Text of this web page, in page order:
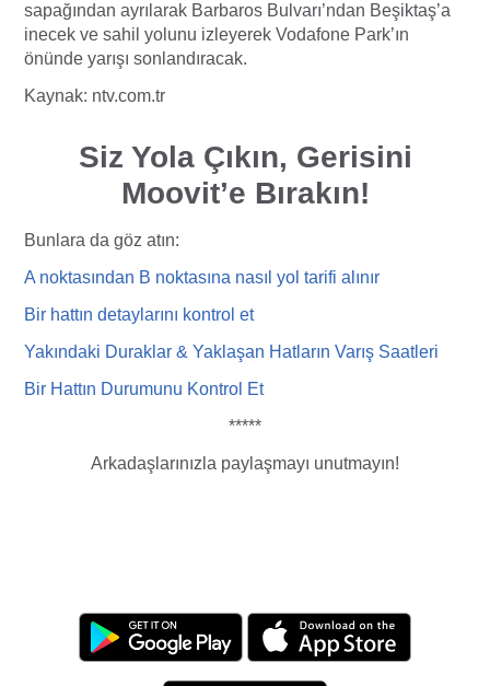
sapağından ayrılarak Barbaros Bulvarı’ndan Beşiktaş’a
inecek ve sahil yolunu izleyerek Vodafone Park’ın
önünde yarışı sonlandıracak.
Kaynak: ntv.com.tr
Siz Yola Çıkın, Gerisini
Moovit’e Bırakın!
Bunlara da göz atın:
A noktasından B noktasına nasıl yol tarifi alınır
Bir hattın detaylarını kontrol et
Yakındaki Duraklar & Yaklaşan Hatların Varış Saatleri
Bir Hattın Durumunu Kontrol Et
*****
Arkadaşlarınızla paylaşmayı unutmayın!